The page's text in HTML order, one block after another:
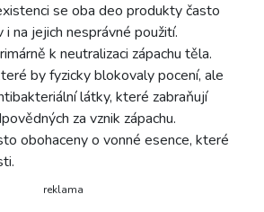
se oba deo produkty často
i na jejich nesprávné použití.
k neutralizaci zápachu těla.
by fyzicky blokovaly pocení, ale
látky, které zabraňují
za vznik zápachu.
obohaceny o vonné esence, které
reklama